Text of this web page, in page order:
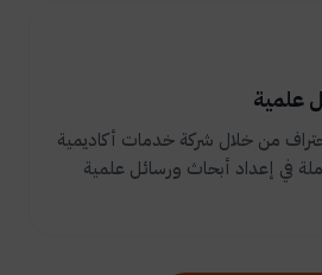
علمية
من خلال شركة خدمات أكاديمية
في إعداد أبحاث ورسائل علمية